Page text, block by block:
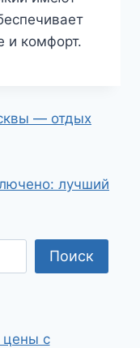
и комфорт.
— отдых
лучший
Поиск
цены с